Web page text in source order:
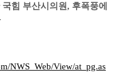
힘 부산시의원, 후폭풍에
NWS_Web/View/at_pg.as